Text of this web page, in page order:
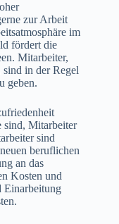
zur Arbeit
im
fördert die
Mitarbeiter,
in der Regel
geben.
sind, Mitarbeiter
sind
beruflichen
an das
Kosten und
Einarbeitung